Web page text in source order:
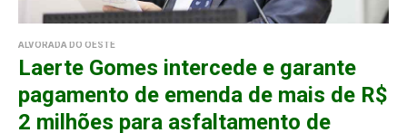
ALVORADA DO OESTE
Laerte Gomes intercede e garante
pagamento de emenda de mais de R$
2 milhões para asfaltamento de